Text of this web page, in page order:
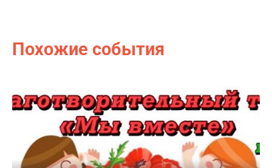
Похожие события